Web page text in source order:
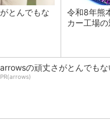
とんでもな
令和8年熊
カー工場
arrowsの頑丈さがとんでもな
PR(arrows)